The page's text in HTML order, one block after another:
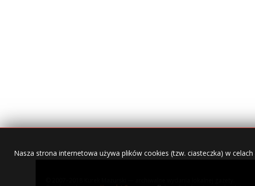
Nasza strona internetowa używa plików cookies (tzw. ciasteczka) w